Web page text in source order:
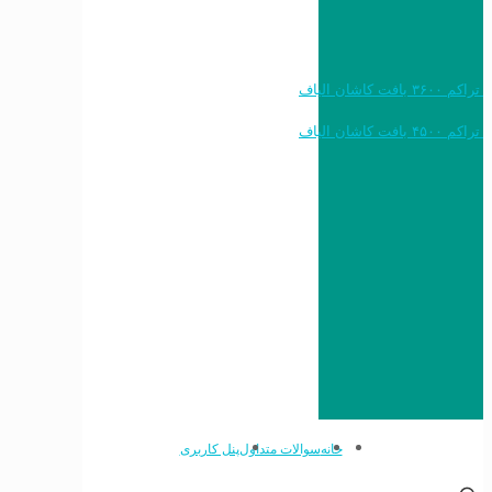
خرید به قیمت فرش ماشینی ۱۲۰۰ شانه تراکم ۳۶۰۰ بافت کاشان الیاف
خرید به قیمت فرش ماشینی ۱۵۰۰ شانه تراکم ۴۵۰۰ بافت کاشان الیاف
خانهسوالات متداولپنل کاربری